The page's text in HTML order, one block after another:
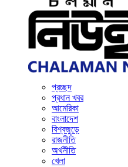
প্রচ্ছদ
প্রধান খবর
আমেরিকা
বাংলাদেশ
বিশ্বজুড়ে
রাজনীতি
অর্থনীতি
খেলা